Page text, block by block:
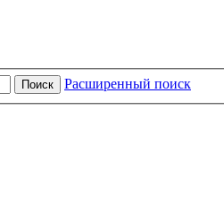
Поиск Расширенный поиск